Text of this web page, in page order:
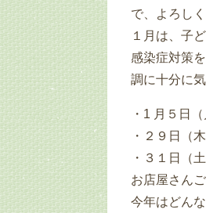
で、よろし
１月は、子
感染症対策
調に十分に
・1 月５日
・２９日（
・３１日（
お店屋さん
今年はどん